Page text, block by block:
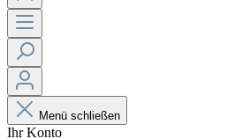
Menü schließen
Ihr Konto